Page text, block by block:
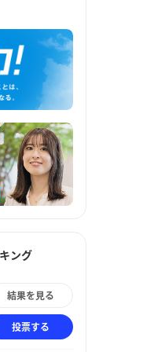
ング
結果を見る
投票する